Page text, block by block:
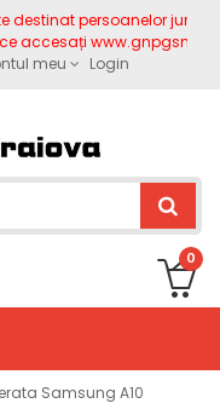
destinat persoanelor juridice.
accesați www.gnpgsm.ro
meu Login
0
Samsung A10